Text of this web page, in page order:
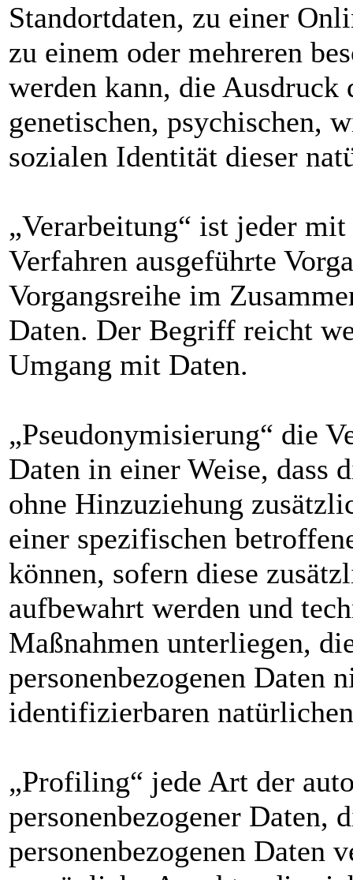
Standortdaten, zu einer
zu einem oder mehreren
werden kann, die Ausdruck
genetischen, psychischen,
sozialen Identität dieser
„Verarbeitung“ ist jeder
Verfahren ausgeführte
Vorgangsreihe im
Daten. Der Begriff reicht
Umgang mit Daten.
„Pseudonymisierung“ die
Daten in einer Weise, dass
ohne Hinzuziehung
einer spezifischen
können, sofern diese
aufbewahrt werden und
Maßnahmen unterliegen,
personenbezogenen Daten
identifizierbaren
„Profiling“ jede Art der
personenbezogener Daten,
personenbezogenen Daten